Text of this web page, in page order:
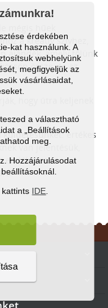
érdekében
kat használunk. A
webhelyünk
megfigyeljük az
vásárlásaidat,
a választható
a „Beállítások
meg.
Hozzájárulásodat
IDE
mégis hűek
a kreatív szívhez,
ajándék, amely tőlünk
össze, és az
hogy útra keljenek
küldetésünket: értékes
van jelentésük,
emlékeket és